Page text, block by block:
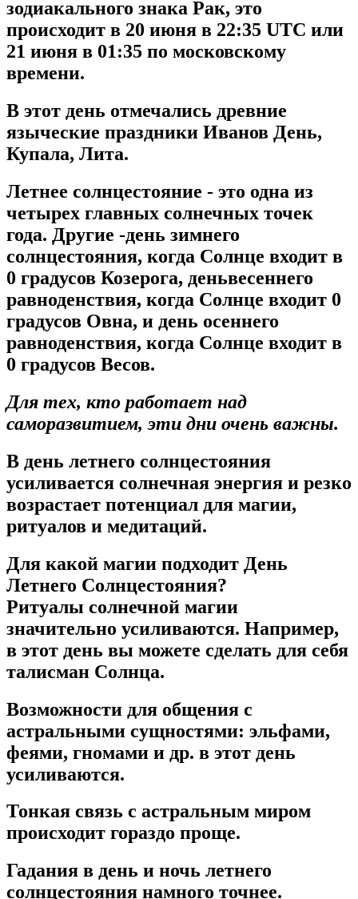
зодиакального знака Рак, это
происходит в 20 июня в 22:35 UTC или
21 июня в 01:35 по московскому
времени.
В этот день отмечались древние
языческие праздники Иванов День,
Купала, Лита.
Летнее солнцестояние - это одна из
четырех главных солнечных точек
года. Другие -день зимнего
солнцестояния, когда Солнце входит в
0 градусов Козерога, деньвесеннего
равноденствия, когда Солнце входит 0
градусов Овна, и день осеннего
равноденствия, когда Солнце входит в
0 градусов Весов.
Для тех, кто работает над
саморазвитием, эти дни очень важны.
В день летнего солнцестояния
усиливается солнечная энергия и резко
возрастает потенциал для магии,
ритуалов и медитаций.
Для какой магии подходит День
Летнего Солнцестояния?
Ритуалы солнечной магии
значительно усиливаются. Например,
в этот день вы можете сделать для себя
талисман Солнца.
Возможности для общения с
астральными сущностями: эльфами,
феями, гномами и др. в этот день
усиливаются.
Тонкая связь с астральным миром
происходит гораздо проще.
Гадания в день и ночь летнего
солнцестояния намного точнее.